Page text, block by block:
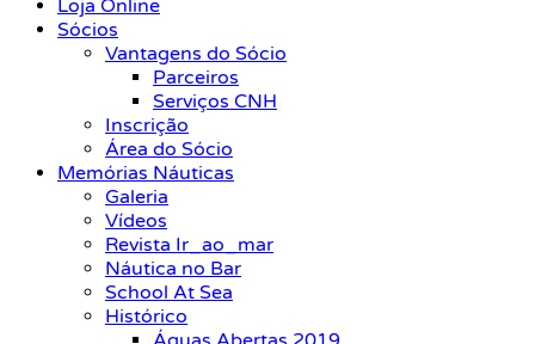
Loja Online
Sócios
Vantagens do Sócio
Parceiros
Serviços CNH
Inscrição
Área do Sócio
Memórias Náuticas
Galeria
Vídeos
Revista Ir_ao_mar
Náutica no Bar
School At Sea
Histórico